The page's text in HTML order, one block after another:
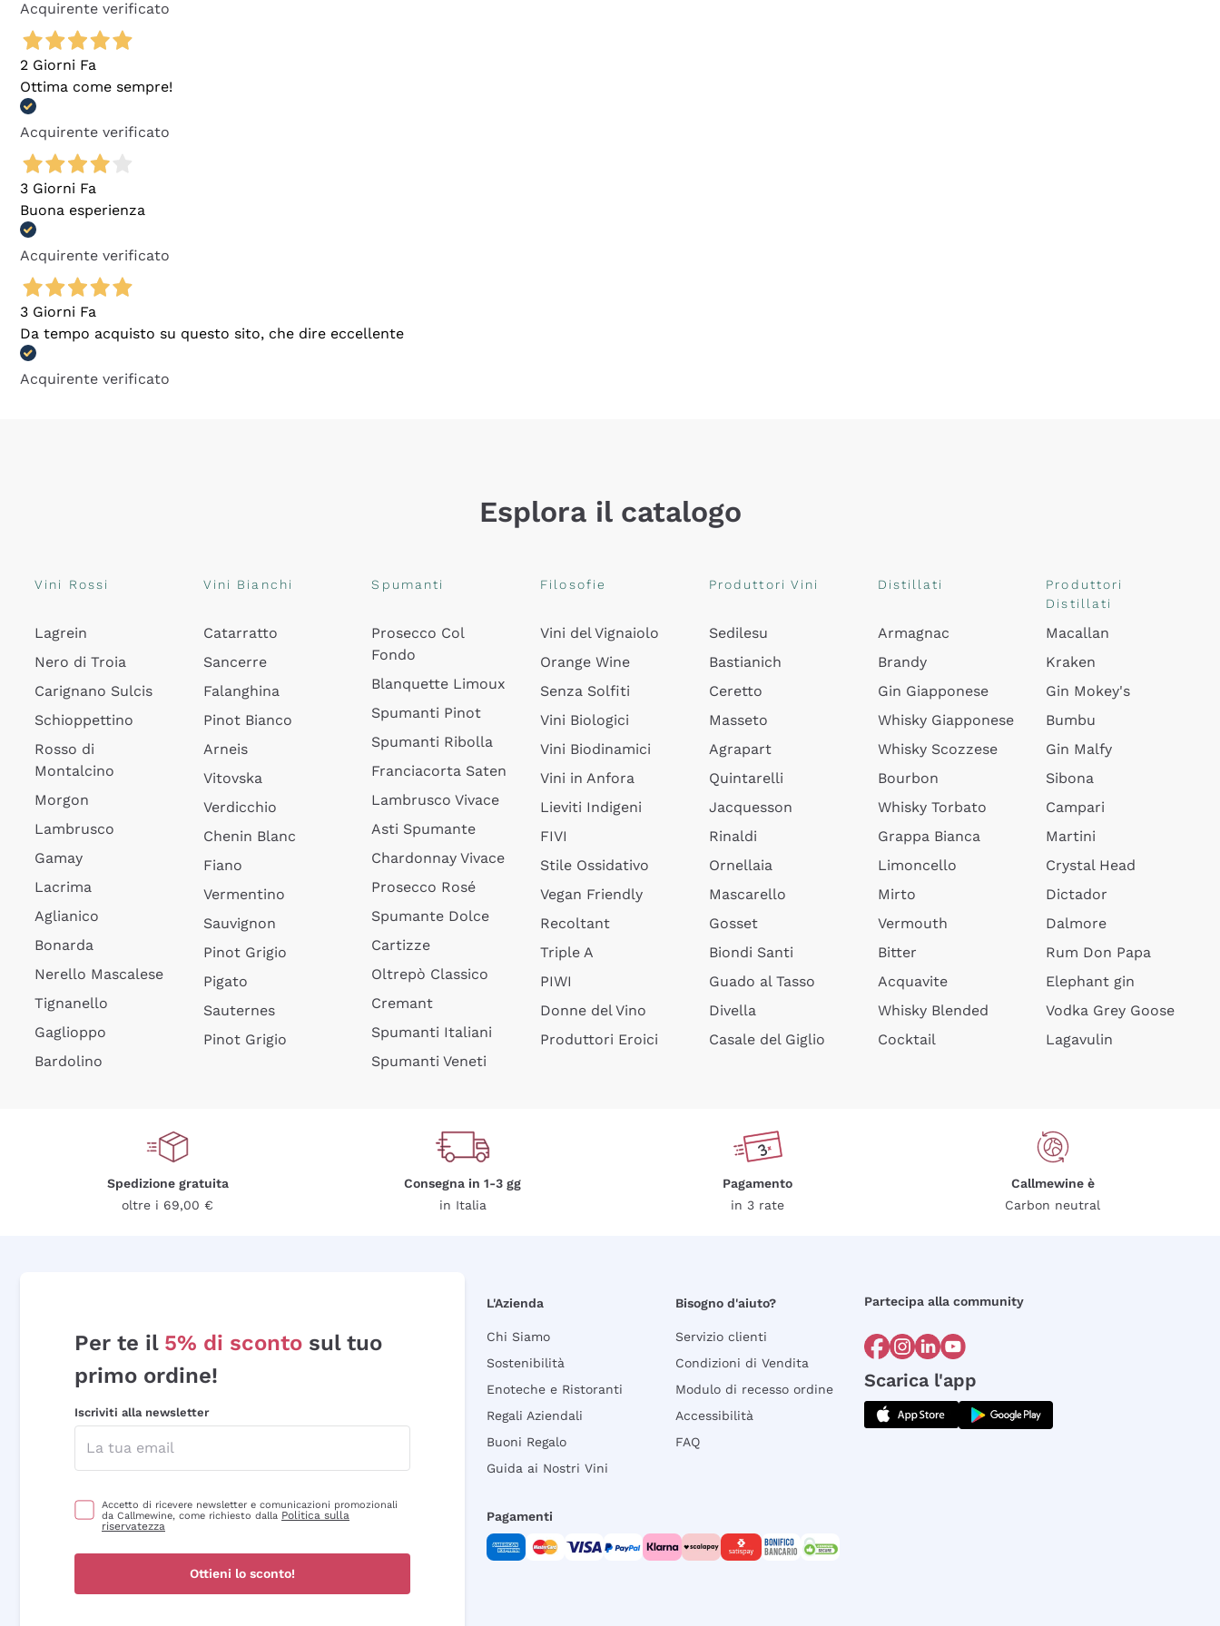
Acquirente verificato
2 Giorni Fa
Ottima come sempre!
Acquirente verificato
3 Giorni Fa
Buona esperienza
Acquirente verificato
3 Giorni Fa
Da tempo acquisto su questo sito, che dire eccellente
Acquirente verificato
Esplora il catalogo
Vini Rossi
Lagrein
Nero di Troia
Carignano Sulcis
Schioppettino
Rosso di
Montalcino
Morgon
Lambrusco
Gamay
Lacrima
Aglianico
Bonarda
Nerello Mascalese
Tignanello
Gaglioppo
Bardolino
Vini Bianchi
Catarratto
Sancerre
Falanghina
Pinot Bianco
Arneis
Vitovska
Verdicchio
Chenin Blanc
Fiano
Vermentino
Sauvignon
Pinot Grigio
Pigato
Sauternes
Pinot Grigio
Spumanti
Prosecco Col
Fondo
Blanquette Limoux
Spumanti Pinot
Spumanti Ribolla
Franciacorta Saten
Lambrusco Vivace
Asti Spumante
Chardonnay Vivace
Prosecco Rosé
Spumante Dolce
Cartizze
Oltrepò Classico
Cremant
Spumanti Italiani
Spumanti Veneti
Filosofie
Vini del Vignaiolo
Orange Wine
Senza Solfiti
Vini Biologici
Vini Biodinamici
Vini in Anfora
Lieviti Indigeni
FIVI
Stile Ossidativo
Vegan Friendly
Recoltant
Triple A
PIWI
Donne del Vino
Produttori Eroici
Produttori Vini
Sedilesu
Bastianich
Ceretto
Masseto
Agrapart
Quintarelli
Jacquesson
Rinaldi
Ornellaia
Mascarello
Gosset
Biondi Santi
Guado al Tasso
Divella
Casale del Giglio
Distillati
Armagnac
Brandy
Gin Giapponese
Whisky Giapponese
Whisky Scozzese
Bourbon
Whisky Torbato
Grappa Bianca
Limoncello
Mirto
Vermouth
Bitter
Acquavite
Whisky Blended
Cocktail
Produttori
Distillati
Macallan
Kraken
Gin Mokey's
Bumbu
Gin Malfy
Sibona
Campari
Martini
Crystal Head
Dictador
Dalmore
Rum Don Papa
Elephant gin
Vodka Grey Goose
Lagavulin
Spedizione gratuita
oltre i 69,00 €
Consegna in 1-3 gg
in Italia
Pagamento
in 3 rate
Callmewine è
Carbon neutral
Per te il 5% di sconto sul tuo
primo ordine!
Iscriviti alla newsletter
Accetto di ricevere newsletter e comunicazioni promozionali
da Callmewine, come richiesto dalla Politica sulla
riservatezza
Ottieni lo sconto!
L'Azienda
Chi Siamo
Sostenibilità
Enoteche e Ristoranti
Regali Aziendali
Buoni Regalo
Guida ai Nostri Vini
Bisogno d'aiuto?
Servizio clienti
Condizioni di Vendita
Modulo di recesso ordine
Accessibilità
FAQ
Partecipa alla community
Scarica l'app
Pagamenti